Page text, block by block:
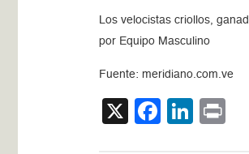
Los velocistas criollos,
por Equipo Masculino
Fuente: meridiano.com.ve
X